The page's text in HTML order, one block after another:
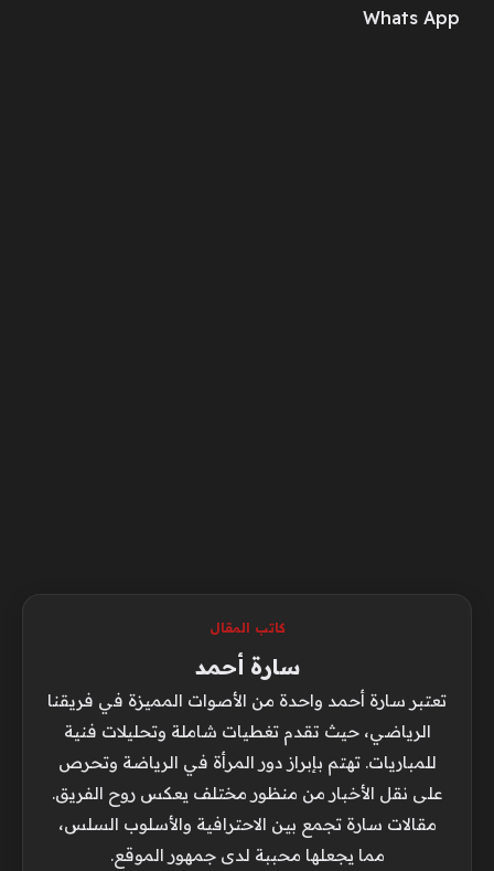
Whats App
كاتب المقال
سارة أحمد
تعتبر سارة أحمد واحدة من الأصوات المميزة في فريقنا
الرياضي، حيث تقدم تغطيات شاملة وتحليلات فنية
للمباريات. تهتم بإبراز دور المرأة في الرياضة وتحرص
على نقل الأخبار من منظور مختلف يعكس روح الفريق.
مقالات سارة تجمع بين الاحترافية والأسلوب السلس،
مما يجعلها محببة لدى جمهور الموقع.